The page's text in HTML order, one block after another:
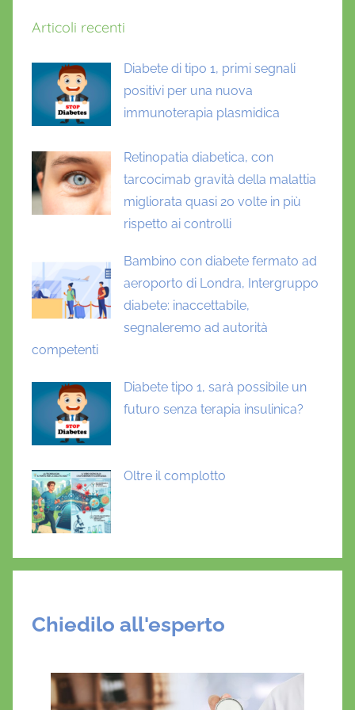
Articoli recenti
Diabete di tipo 1, primi segnali
positivi per una nuova
immunoterapia plasmidica
Retinopatia diabetica, con
tarcocimab gravità della malattia
migliorata quasi 20 volte in più
rispetto ai controlli
Bambino con diabete fermato ad
aeroporto di Londra, Intergruppo
diabete: inaccettabile,
segnaleremo ad autorità
competenti
Diabete tipo 1, sarà possibile un
futuro senza terapia insulinica?
Oltre il complotto
Chiedilo all'esperto